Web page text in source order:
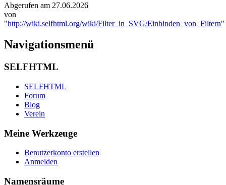
Abgerufen am 27.06.2026
von
"http://wiki.selfhtml.org/wiki/Filter_in_SVG/Einbinden_von_Filtern"
Navigationsmenü
SELFHTML
SELFHTML
Forum
Blog
Verein
Meine Werkzeuge
Benutzerkonto erstellen
Anmelden
Namensräume